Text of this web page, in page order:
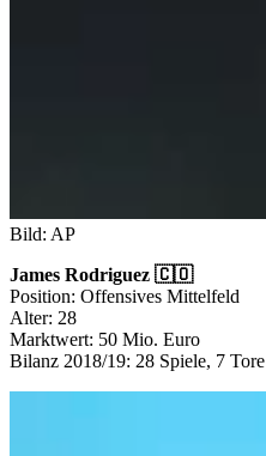
Bild: AP
James Rodriguez 🇨🇴
Position: Offensives Mittelfeld
Alter: 28
Marktwert: 50 Mio. Euro
Bilanz 2018/19: 28 Spiele, 7 Tore